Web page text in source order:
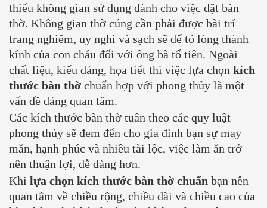
thiếu không gian sử dụng dành cho việc đặt bàn
thờ. Không gian thờ cúng cần phải được bài trí
trang nghiêm, uy nghi và sạch sẽ để tỏ lòng thành
kính của con cháu đối với ông bà tổ tiên. Ngoài
chất liệu, kiểu dáng, họa tiết thì việc lựa chọn kích
thước bàn thờ chuẩn hợp với phong thủy là một
vấn đề đáng quan tâm.
Các kích thước bàn thờ tuân theo các quy luật
phong thủy sẽ đem đến cho gia đình bạn sự may
mắn, hạnh phúc và nhiều tài lộc, việc làm ăn trở
nên thuận lợi, dễ dàng hơn.
Khi lựa chọn kích thước bàn thờ chuẩn bạn nên
quan tâm về chiều rộng, chiều dài và chiều cao của